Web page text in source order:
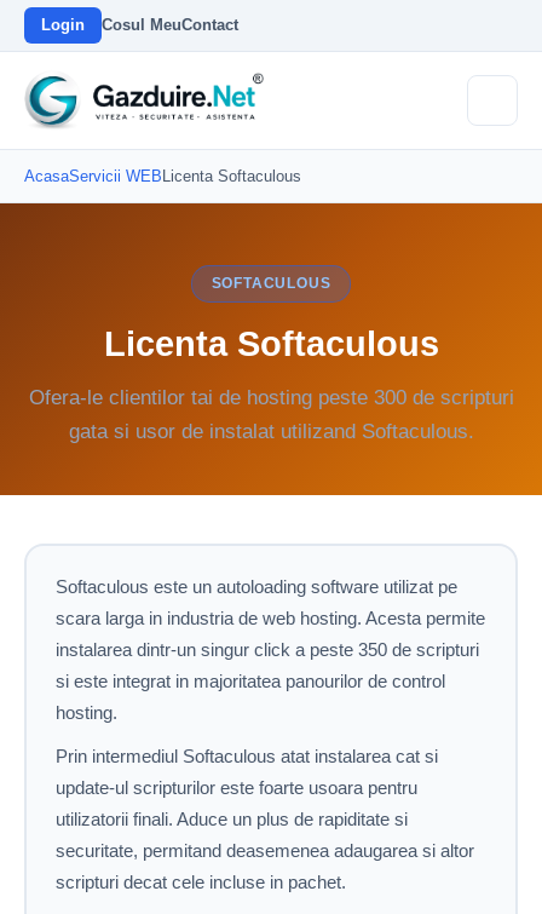
Login Cosul MeuContact
AcasaServicii WEB Licenta Softaculous
SOFTACULOUS
Licenta Softaculous
Ofera-le clientilor tai de hosting peste 300 de scripturi
gata si usor de instalat utilizand Softaculous.
Softaculous este un autoloading software utilizat pe
scara larga in industria de web hosting. Acesta permite
instalarea dintr-un singur click a peste 350 de scripturi
si este integrat in majoritatea panourilor de control
hosting.
Prin intermediul Softaculous atat instalarea cat si
update-ul scripturilor este foarte usoara pentru
utilizatorii finali. Aduce un plus de rapiditate si
securitate, permitand deasemenea adaugarea si altor
scripturi decat cele incluse in pachet.